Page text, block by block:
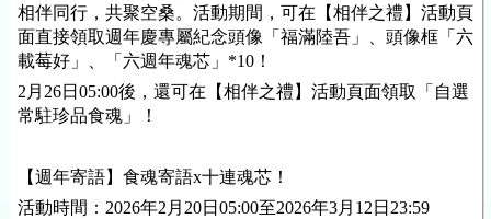
相伴同行，共聚空桑。活動期間，可在【相伴之禮】活動頁
面直接領取週年慶專屬紀念頭像「福滿陸吾」、頭像框「六
載莓好」、「六週年魂芯」*10！
2月26日05:00後，還可在【相伴之禮】活動頁面領取「自選
常駐珍品食魂」！
【週年寄語】食魂寄語x十連魂芯！
活動時間：2026年2月20日05:00至2026年3月12日23:59